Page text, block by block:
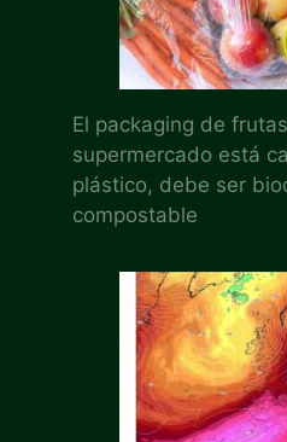
El packaging de
supermercado está
plástico, debe ser
compostable